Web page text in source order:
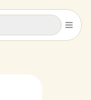
キャンセル
キャンセル